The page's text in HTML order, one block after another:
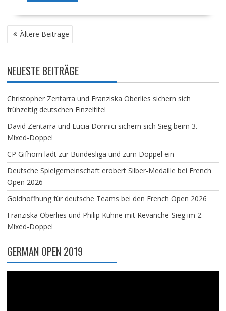
BEITRAGSNAVIGATION
Ältere Beiträge
NEUESTE BEITRÄGE
Christopher Zentarra und Franziska Oberlies sichern sich
frühzeitig deutschen Einzeltitel
David Zentarra und Lucia Donnici sichern sich Sieg beim 3.
Mixed-Doppel
CP Gifhorn lädt zur Bundesliga und zum Doppel ein
Deutsche Spielgemeinschaft erobert Silber-Medaille bei French
Open 2026
Goldhoffnung für deutsche Teams bei den French Open 2026
Franziska Oberlies und Philip Kühne mit Revanche-Sieg im 2.
Mixed-Doppel
GERMAN OPEN 2019